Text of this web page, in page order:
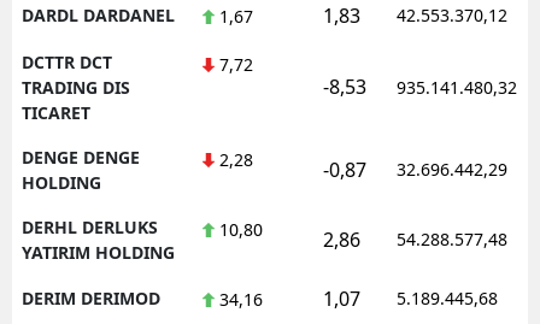
DARDL DARDANEL 1,67 1,83 42.553.370,12
DCTTR DCT
TRADING DIS
TICARET
7,72
-8,53 935.141.480,32
DENGE DENGE
HOLDING
2,28 -0,87 32.696.442,29
DERHL DERLUKS
YATIRIM HOLDING
10,80 2,86 54.288.577,48
DERIM DERIMOD 34,16 1,07 5.189.445,68